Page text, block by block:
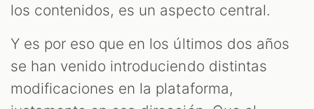
los contenidos, es un aspecto central.
Y es por eso que en los últimos dos años
se han venido introduciendo distintas
modificaciones en la plataforma,